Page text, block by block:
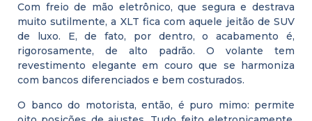
Com freio de mão eletrônico, que segura e destrava
muito sutilmente, a XLT fica com aquele jeitão de SUV
de luxo. E, de fato, por dentro, o acabamento é,
rigorosamente, de alto padrão. O volante tem
revestimento elegante em couro que se harmoniza
com bancos diferenciados e bem costurados.
O banco do motorista, então, é puro mimo: permite